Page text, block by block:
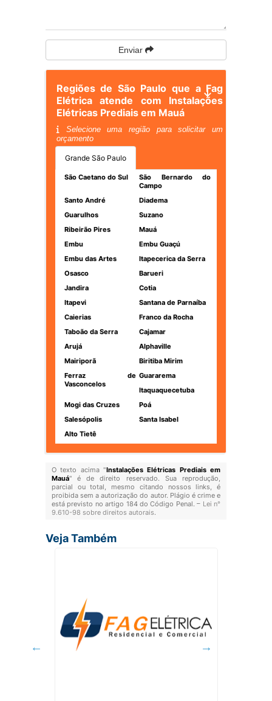
Enviar
Regiões de São Paulo que a Fag
Elétrica atende com Instalações
Elétricas Prediais em Mauá
Selecione uma região para solicitar um
orçamento
Grande São Paulo
São Caetano do Sul
São Bernardo do
Campo
Santo André
Diadema
Guarulhos
Suzano
Ribeirão Pires
Mauá
Embu
Embu Guaçú
Embu das Artes
Itapecerica da Serra
Osasco
Barueri
Jandira
Cotia
Itapevi
Santana de Parnaíba
Caierias
Franco da Rocha
Taboão da Serra
Cajamar
Arujá
Alphaville
Mairiporã
Biritiba Mirim
Ferraz de
Vasconcelos
Guararema
Itaquaquecetuba
Mogi das Cruzes
Poá
Salesópolis
Santa Isabel
Alto Tietê
O texto acima "Instalações Elétricas Prediais em
Mauá" é de direito reservado. Sua reprodução,
parcial ou total, mesmo citando nossos links, é
proibida sem a autorização do autor. Plágio é crime e
está previsto no artigo 184 do Código Penal. – Lei n°
9.610-98 sobre direitos autorais.
Veja Também